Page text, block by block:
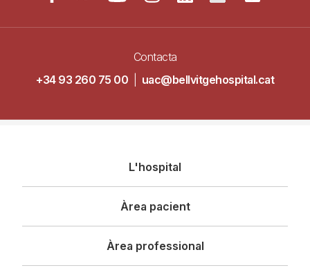
Contacta
+34 93 260 75 00
uac@bellvitgehospital.cat
principal
L'hospital
Àrea pacient
Àrea professional